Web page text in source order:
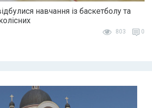
навчання із баскетболу та
803 0